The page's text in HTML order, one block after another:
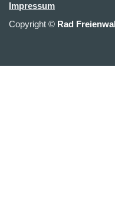
Impressum
Copyright © Rad